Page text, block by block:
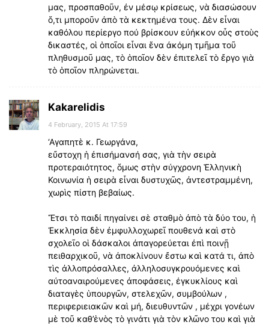
μας, προσπαθοῦν, ἐν μέσῳ κρίσεως, νὰ διασώσουν
ὅ,τι μποροῦν ἀπὸ τὰ κεκτημένα τους. Δὲν εἶναι
καθόλου περίεργο πού βρίσκουν εὐήκκον οὖς στοὺς
δικαστές, οἱ ὁποῖοι εἶναι ἕνα ἀκόμη τμῆμα τοῦ
πληθυσμοῦ μας, τὸ ὁποῖον δὲν ἐπιτελεῖ τὸ ἔργο γιὰ
τὸ ὁποῖον πληρώνεται.
Kakarelidis
4 February, 2015 At 17:59
‘Αγαπητὲ κ. Γεωργάνα,
εὔστοχη ἡ ἐπισήμανσή σας, γιὰ τὴν σειρὰ
προτεραιότητος, ὅμως στὴν σύγχρονη Ἑλληνικὴ
Κοινωνία ἡ σειρὰ εἶναι δυστυχῶς, ἀντεστραμμένη,
χωρὶς πίστη βεβαίως.
Ἔτσι τὸ παιδί πηγαίνει σὲ σταθμὸ ἀπὸ τὰ δύο του, ἡ
Ἐκκλησία δὲν ἐμφυλλοχωρεῖ πουθενά καὶ στὸ
σχολεῖο οἱ δάσκαλοι ἀπαγορεύεται ἐπὶ ποινῇ
πειθαρχικοῦ, νὰ ἀποκλίνουν ἔστω καὶ κατά τι, ἀπὸ
τὶς ἀλλοπρόσαλλες, ἀλληλοσυγκρουόμενες καὶ
αύτοαναιρούμενες ἀποφάσεις, έγκυκλίους καὶ
διαταγὲς ὑπουργῶν, στελεχῶν, συμβούλων ,
περιφεριειακῶν καὶ μή, διευθυντῶν , μέχρι γονέων
μὲ τοῦ καθ’ἑνὸς τὸ γινάτι γιὰ τὸν κλῶνο του καὶ γιὰ